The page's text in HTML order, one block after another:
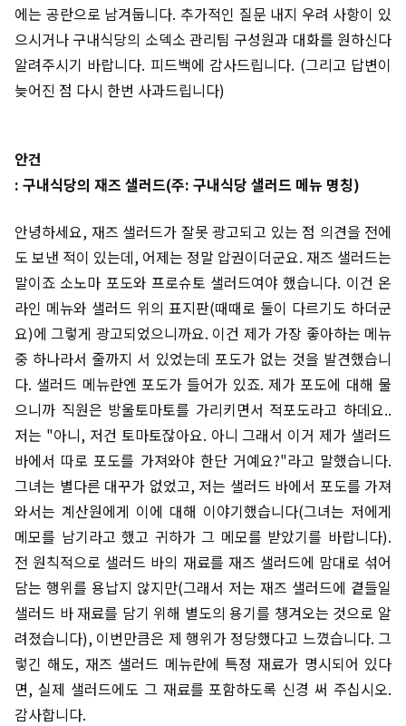
에는 공란으로 남겨둡니다. 추가적인 질문 내지 우려 사항이 있
으시거나 구내식당의 소덱소 관리팀 구성원과 대화를 원하신다
알려주시기 바랍니다. 피드백에 감사드립니다. (그리고 답변이
늦어진 점 다시 한번 사과드립니다)
안건
: 구내식당의 재즈 샐러드(주: 구내식당 샐러드 메뉴 명칭)
안녕하세요, 재즈 샐러드가 잘못 광고되고 있는 점 의견을 전에
도 보낸 적이 있는데, 어제는 정말 압권이더군요. 재즈 샐러드는
말이죠 소노마 포도와 프로슈토 샐러드여야 했습니다. 이건 온
라인 메뉴와 샐러드 위의 표지판(때때로 둘이 다르기도 하더군
요)에 그렇게 광고되었으니까요. 이건 제가 가장 좋아하는 메뉴
중 하나라서 줄까지 서 있었는데 포도가 없는 것을 발견했습니
다. 샐러드 메뉴란엔 포도가 들어가 있죠. 제가 포도에 대해 물
으니까 직원은 방울토마토를 가리키면서 적포도라고 하데요..
저는 "아니, 저건 토마토잖아요. 아니 그래서 이거 제가 샐러드
바에서 따로 포도를 가져와야 한단 거예요?"라고 말했습니다.
그녀는 별다른 대꾸가 없었고, 저는 샐러드 바에서 포도를 가져
와서는 계산원에게 이에 대해 이야기했습니다(그녀는 저에게
메모를 남기라고 했고 귀하가 그 메모를 받았기를 바랍니다).
전 원칙적으로 샐러드 바의 재료를 재즈 샐러드에 맘대로 섞어
담는 행위를 용납지 않지만(그래서 저는 재즈 샐러드에 곁들일
샐러드 바 재료를 담기 위해 별도의 용기를 챙겨오는 것으로 알
려졌습니다), 이번만큼은 제 행위가 정당했다고 느꼈습니다. 그
렇긴 해도, 재즈 샐러드 메뉴란에 특정 재료가 명시되어 있다
면, 실제 샐러드에도 그 재료를 포함하도록 신경 써 주십시오.
감사합니다.